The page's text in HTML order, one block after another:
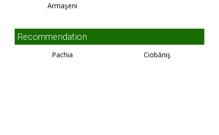
Armaşeni
Recommendation
Pachia Ciobăniş